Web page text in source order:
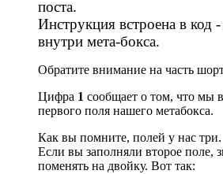
поста.
Инструкция встроена в код
внутри мета-бокса.
Обратите внимание на часть
Цифра 1 сообщает о том, что мы
первого поля нашего метабокса.
Как вы помните, полей у нас три.
Если вы заполняли второе поле,
поменять на двойку. Вот так: